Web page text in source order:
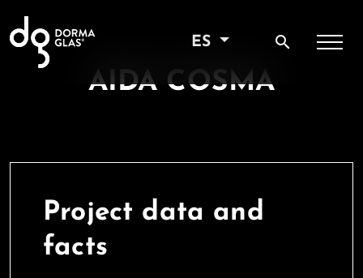
ES search
AIDA COSMA
Project data and
facts